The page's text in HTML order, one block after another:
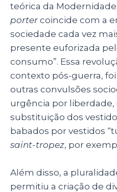
teórica da
porter coincide com a
sociedade cada vez
presente euforizada
consumo”. Essa
contexto pós-guerra,
outras convulsões
urgência por liberdade,
substituição dos
babados por vestidos
saint-tropez, por
Além disso, a
permitiu a criação de